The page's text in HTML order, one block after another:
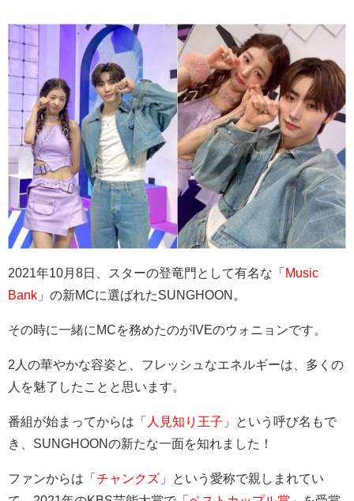
2021年10月8日、スターの登竜門として有名な「 Music
Bank 」の新MCに選ばれたSUNGHOON。
その時に一緒にMCを務めたのがIVEのウォニョンです。
2人の華やかな容姿と、フレッシュなエネルギーは、多くの
人を魅了したことと思います。
番組が始まってからは「 人見知り王子 」という呼び名もで
き、SUNGHOONの新たな一面を知れました！
ファンからは「 チャンクズ 」という愛称で親しまれてい